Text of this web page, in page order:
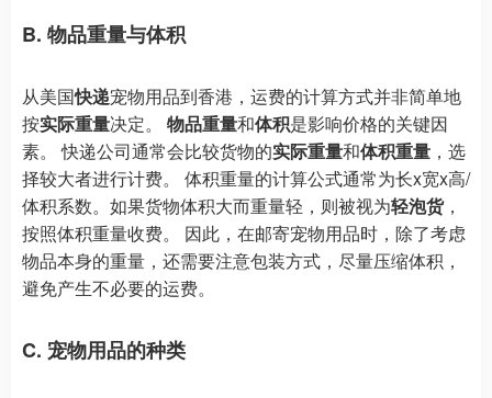
B. 物品重量与体积
从美国快递宠物用品到香港，运费的计算方式并非简单地
按实际重量决定。 物品重量和体积是影响价格的关键因
素。 快递公司通常会比较货物的实际重量和体积重量 ，选
择较大者进行计费。 体积重量的计算公式通常为长x宽x高/
体积系数。如果货物体积大而重量轻，则被视为轻泡货，
按照体积重量收费。 因此，在邮寄宠物用品时，除了考虑
物品本身的重量，还需要注意包装方式，尽量压缩体积，
避免产生不必要的运费。
C. 宠物用品的种类